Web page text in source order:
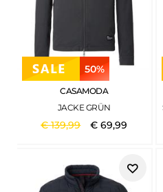
50%
CASAMODA
JACKE GRÜN
€139,99 €69,99